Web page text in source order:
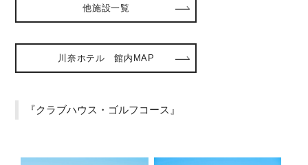
他施設一覧
川奈ホテル 館内MAP
『クラブハウス・ゴルフコース』